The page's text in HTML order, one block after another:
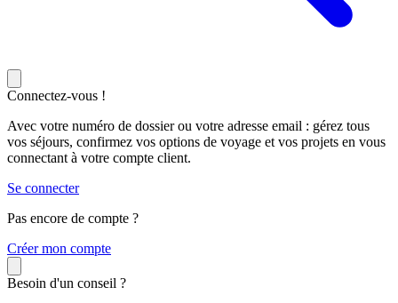
Connectez-vous !
Avec votre numéro de dossier ou votre adresse email : gérez tous
vos séjours, confirmez vos options de voyage et vos projets en vous
connectant à votre compte client.
Se connecter
Pas encore de compte ?
Créer mon compte
Besoin d'un conseil ?